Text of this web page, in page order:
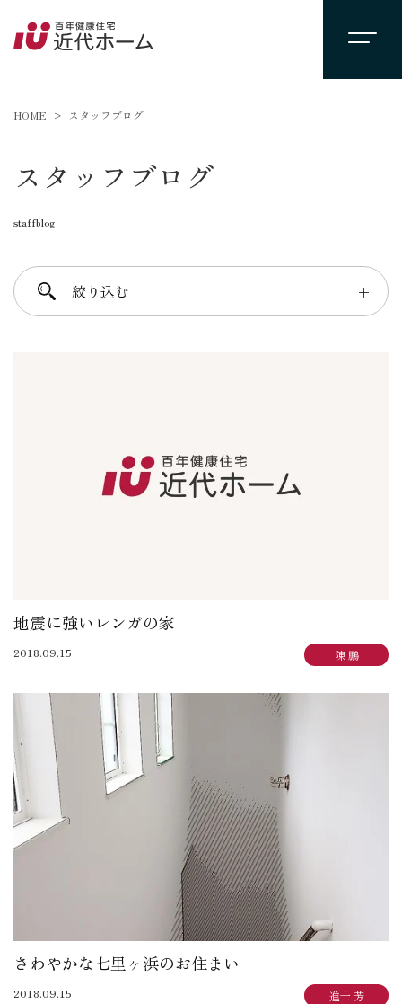
HOME スタッフブログ
スタッフブログ
staffblog
絞り込む ＋
加田 奈美：子育てママのデザインダイアリー
岩崎 達也：岩ブロ
石渡 秀樹：建築士日記
地震に強いレンガの家
2018.09.15 陳 鵬
さわやかな七里ヶ浜のお住まい
2018.09.15 進士 芳